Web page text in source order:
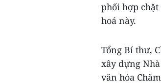
phối hợp
hoá này.
Tổng Bí thư,
xây dựng
văn hóa